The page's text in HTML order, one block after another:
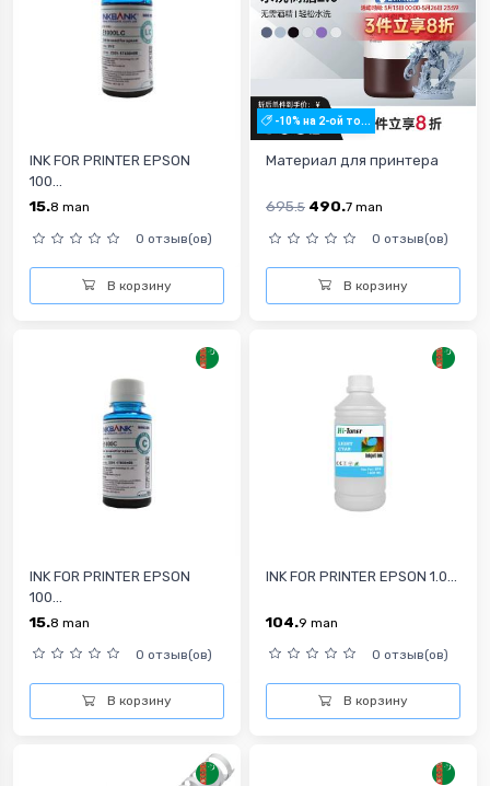
INK FOR PRINTER EPSON
100...
15.8 man
0 отзыв(ов)
В корзину
-10% на 2-ой то...
Материал для принтера
695.5 490.7 man
0 отзыв(ов)
В корзину
INK FOR PRINTER EPSON
100...
15.8 man
0 отзыв(ов)
В корзину
INK FOR PRINTER EPSON 1.0...
104.9 man
0 отзыв(ов)
В корзину